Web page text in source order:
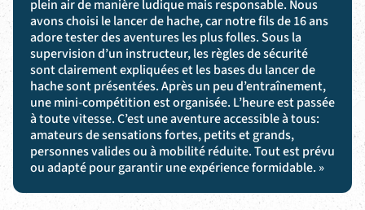
plein air de manière ludique mais responsable. Nous
avons choisi le lancer de hache, car notre fils de 16 ans
adore tester des aventures les plus folles. Sous la
supervision d’un instructeur, les règles de sécurité
sont clairement expliquées et les bases du lancer de
hache sont présentées. Après un peu d’entraînement,
une mini-compétition est organisée. L’heure est passée
à toute vitesse. C’est une aventure accessible à tous:
amateurs de sensations fortes, petits et grands,
personnes valides ou à mobilité réduite. Tout est prévu
ou adapté pour garantir une expérience formidable. »